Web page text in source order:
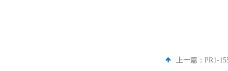
上一篇： PR1-